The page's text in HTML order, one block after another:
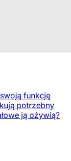
funkcję
potrzebny
ją ożywią?